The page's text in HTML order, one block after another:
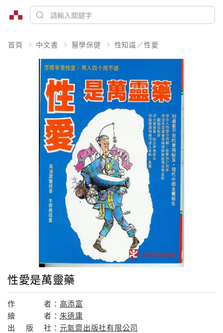
首頁 中文書 醫學保健 性知識／性愛
性愛是萬靈藥
作 者： 高添富
繪
者： 朱德庸
出
版 社： 元氣齋出版社有限公司